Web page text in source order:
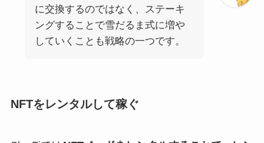
に交換するのではなく、ステーキ
ングすることで雪だるま式に増や
していくことも戦略の一つです。
NFTをレンタルして稼ぐ